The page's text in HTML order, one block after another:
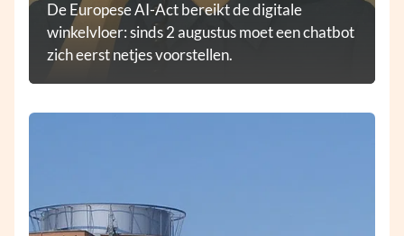
De Europese AI-Act bereikt de digitale
winkelvloer: sinds 2 augustus moet een chatbot
zich eerst netjes voorstellen.